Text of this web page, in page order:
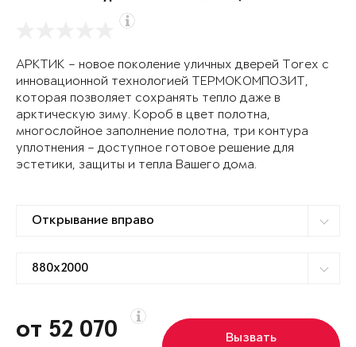
АРКТИК – новое поколение уличных дверей Torex с
инновационной технологией ТЕРМОКОМПОЗИТ,
которая позволяет сохранять тепло даже в
арктическую зиму. Короб в цвет полотна,
многослойное заполнение полотна, три контура
уплотнения – доступное готовое решение для
эстетики, защиты и тепла Вашего дома.
от 52 070
Вызвать